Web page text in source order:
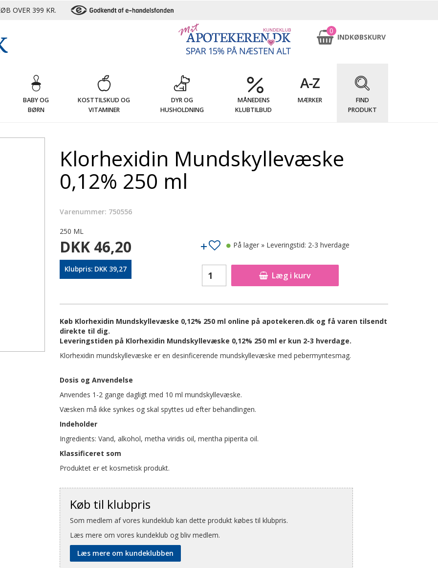
OVER 399 KR.
0
INDKØBSKURV
BABY OG
BØRN
KOSTTILSKUD OG
VITAMINER
DYR OG
HUSHOLDNING
MÅNEDENS
KLUBTILBUD
MÆRKER
FIND
PRODUKT
Klorhexidin Mundskyllevæske
0,12% 250 ml
Varenummer: 750556
250 ML
DKK 46,20
Klubpris: DKK 39,27
Læg i kurv
På lager » Leveringstid: 2-3 hverdage
Køb Klorhexidin Mundskyllevæske 0,12% 250 ml online på apotekeren.dk og få varen tilsendt
direkte til dig.
Leveringstiden på Klorhexidin Mundskyllevæske 0,12% 250 ml er kun 2-3 hverdage.
Klorhexidin mundskyllevæske er en desinficerende mundskyllevæske med pebermyntesmag.
Dosis og Anvendelse
Anvendes 1-2 gange dagligt med 10 ml mundskyllevæske.
Væsken må ikke synkes og skal spyttes ud efter behandlingen.
Indeholder
Ingredients: Vand, alkohol, metha viridis oil, mentha piperita oil.
Klassificeret som
Produktet er et kosmetisk produkt.
Køb til klubpris
Som medlem af vores kundeklub kan dette produkt købes til klubpris.
Læs mere om vores kundeklub og bliv medlem.
Læs mere om kundeklubben